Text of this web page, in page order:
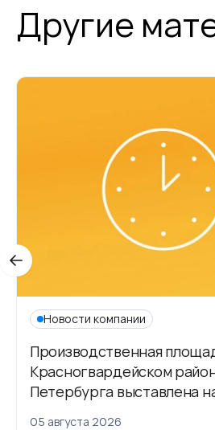
Другие
Новости компании
Производственная
Красногвардейском
Петербурга выставлена
05 августа 2026